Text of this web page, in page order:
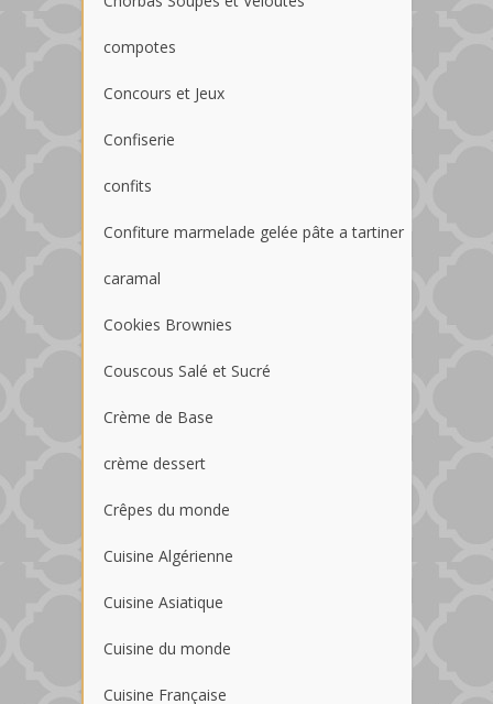
compotes
Concours et Jeux
Confiserie
confits
Confiture marmelade gelée pâte a tartiner
caramal
Cookies Brownies
Couscous Salé et Sucré
Crème de Base
crème dessert
Crêpes du monde
Cuisine Algérienne
Cuisine Asiatique
Cuisine du monde
Cuisine Française